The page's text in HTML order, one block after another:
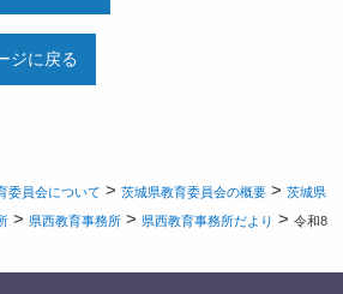
ジに戻る
委員会について >茨城県教育委員会の概要 >茨城県
> 県西教育事務所 > 県西教育事務所だより >令和8